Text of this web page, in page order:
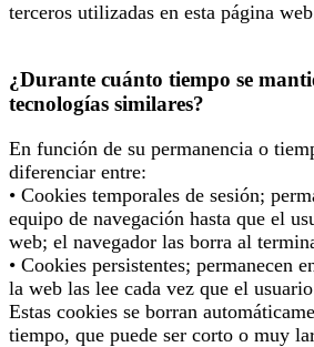
terceros utilizadas en esta página
¿Durante cuánto tiempo se
tecnologías similares?
En función de su permanencia o
diferenciar entre:
• Cookies temporales de sesión;
equipo de navegación hasta que el
web; el navegador las borra al
• Cookies persistentes; permanecen
la web las lee cada vez que el
Estas cookies se borran
tiempo, que puede ser corto o muy